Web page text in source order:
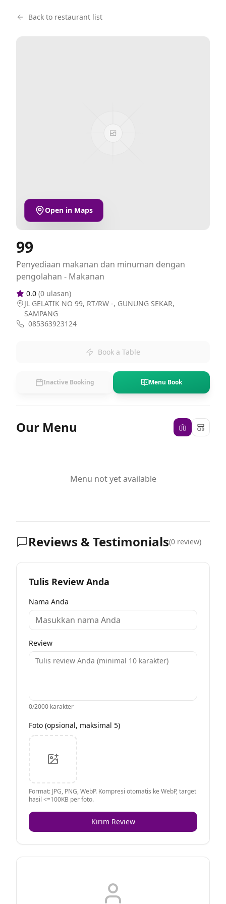
Back to restaurant list
Open in Maps
99
Penyediaan makanan dan minuman dengan
pengolahan - Makanan
0.0 (0 ulasan)
JL GELATIK NO 99, RT/RW -, GUNUNG SEKAR,
SAMPANG
085363923124
Book a Table
Inactive Booking Menu Book
Our Menu
Menu not yet available
Reviews & Testimonials(0 review)
Tulis Review Anda
Nama Anda
Review
0/2000 karakter
Foto (opsional, maksimal 5)
Format: JPG, PNG, WebP. Kompresi otomatis ke WebP, target
hasil <=100KB per foto.
Kirim Review